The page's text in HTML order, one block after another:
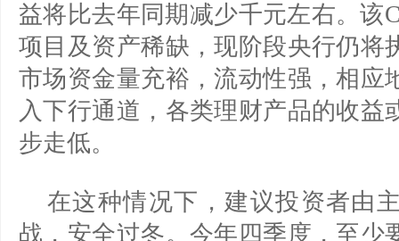
益将比去年同期减少千元左右。该
项目及资产稀缺，现阶段央行仍将
市场资金量充裕，流动性强，相应
入下行通道，各类理财产品的收益
步走低。
在这种情况下，建议投资者由
战，安全过冬。今年四季度，至少